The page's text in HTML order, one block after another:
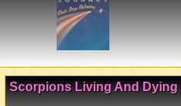
Scorpions Living And Dying